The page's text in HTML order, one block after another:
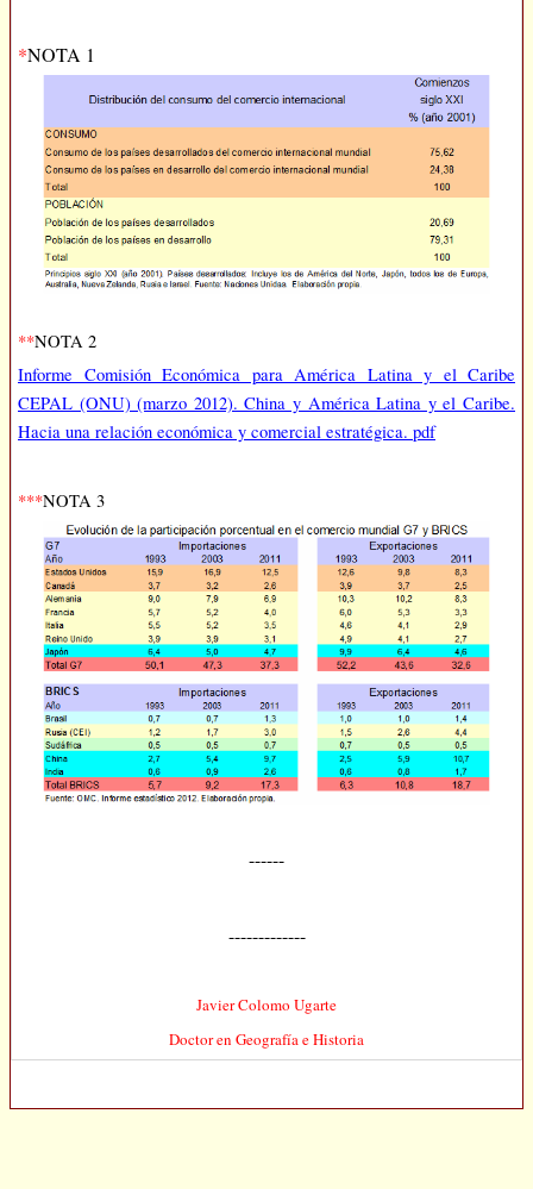
*NOTA 1
**NOTA 2
Informe Comisión Económica para América Latina y el Caribe
CEPAL (ONU) (marzo 2012). China y América Latina y el Caribe.
Hacia una relación económica y comercial estratégica. pdf
***NOTA 3
------
-------------
Javier Colomo Ugarte
Doctor en Geografía e Historia